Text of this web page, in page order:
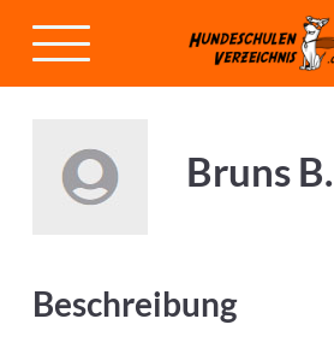
Bruns B.
Beschreibung